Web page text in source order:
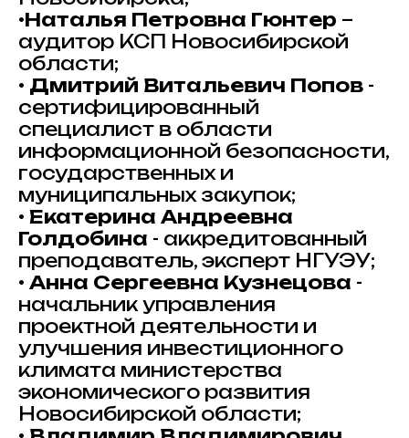
•Наталья Петровна Гюнтер –
аудитор КСП Новосибирской
области;
• Дмитрий Витальевич Попов -
сертифицированный
специалист в области
информационной безопасности,
государственных и
муниципальных закупок;
• Екатерина Андреевна
Голдобина - аккредитованный
преподаватель, эксперт НГУЭУ;
• Анна Сергеевна Кузнецова -
начальник управления
проектной деятельности и
улучшения инвестиционного
климата министерства
экономического развития
Новосибирской области;